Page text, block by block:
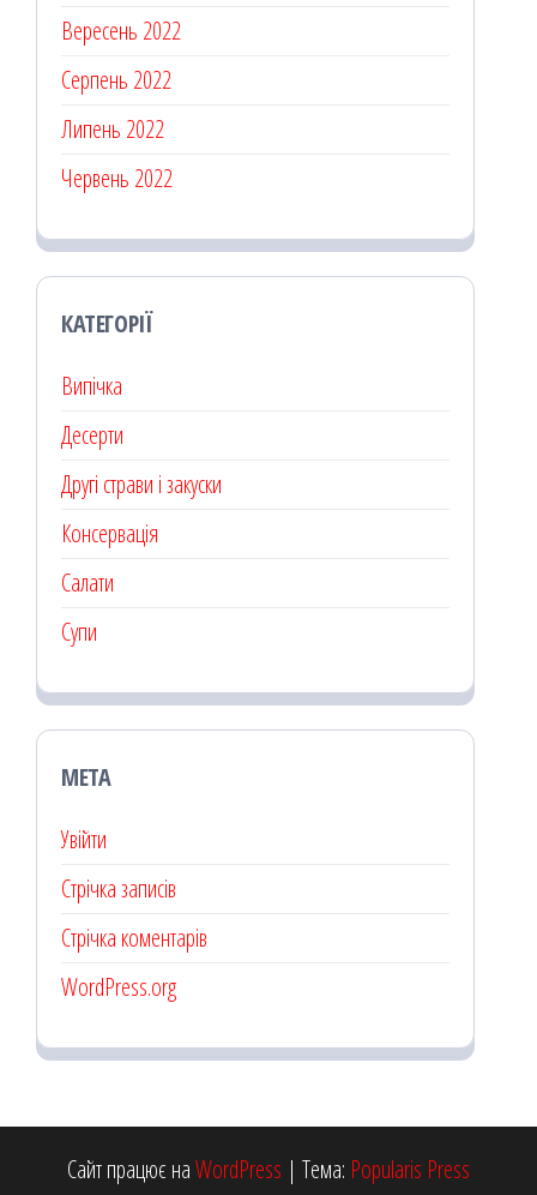
Вересень 2022
Серпень 2022
Липень 2022
Червень 2022
КАТЕГОРІЇ
Випічка
Десерти
Другі страви і закуски
Консервація
Салати
Супи
МЕТА
Увійти
Стрічка записів
Стрічка коментарів
WordPress.org
Сайт працює наWordPress | Тема: Popularis Press